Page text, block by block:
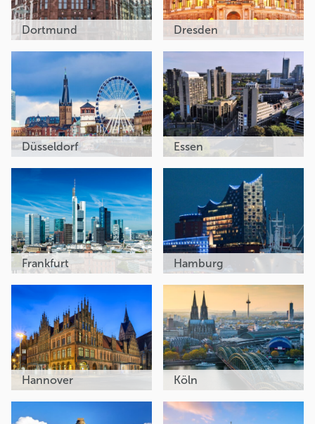
Dortmund Dresden
Düsseldorf Essen
Frankfurt Hamburg
Hannover Köln